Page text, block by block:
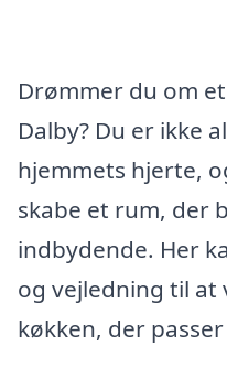
Drømmer du om
Dalby? Du er ikke
hjemmets hjerte,
skabe et rum, der
indbydende. Her
og vejledning til
køkken, der